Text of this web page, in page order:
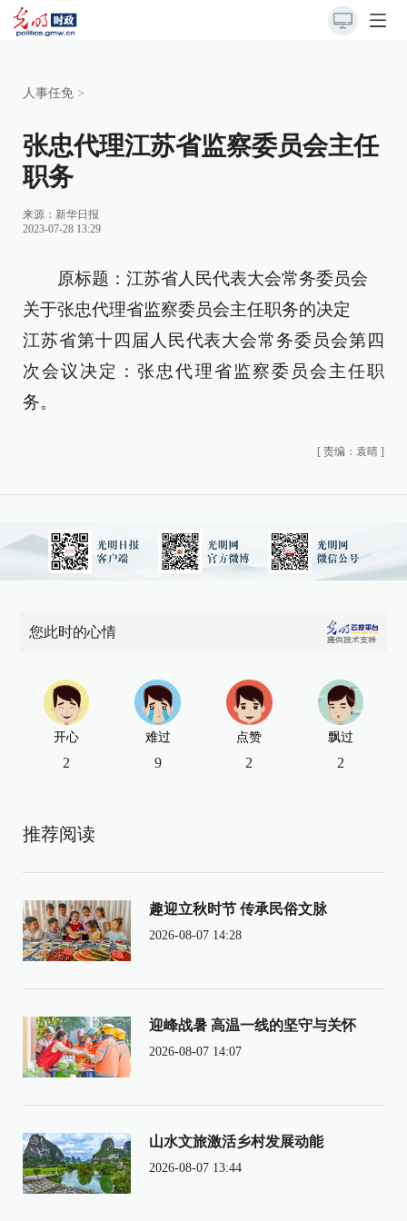
人事任免 >
张忠代理江苏省监察委员会主任
职务
来源： 新华日报
2023-07-28 13:29
原标题：江苏省人民代表大会常务委员会
关于张忠代理省监察委员会主任职务的决定
江苏省第十四届人民代表大会常务委员会第四
次会议决定：张忠代理省监察委员会主任职
务。
[ 责编：袁晴 ]
您此时的心情
开心
2
难过
9
点赞
2
飘过
2
推荐阅读
趣迎立秋时节 传承民俗文脉
2026-08-07 14:28
迎峰战暑 高温一线的坚守与关怀
2026-08-07 14:07
山水文旅激活乡村发展动能
2026-08-07 13:44